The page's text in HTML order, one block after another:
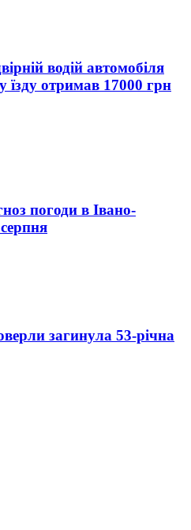
водій автомобіля
їзду отримав 17000 грн
погоди в Івано-
загинула 53-річна